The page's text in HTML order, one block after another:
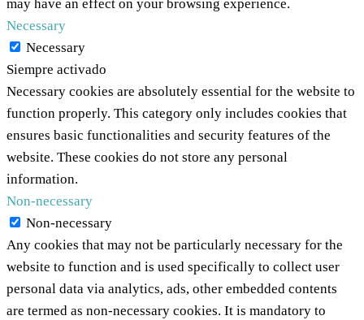
may have an effect on your browsing experience.
Necessary
Necessary
Siempre activado
Necessary cookies are absolutely essential for the website to
function properly. This category only includes cookies that
ensures basic functionalities and security features of the
website. These cookies do not store any personal
information.
Non-necessary
Non-necessary
Any cookies that may not be particularly necessary for the
website to function and is used specifically to collect user
personal data via analytics, ads, other embedded contents
are termed as non-necessary cookies. It is mandatory to